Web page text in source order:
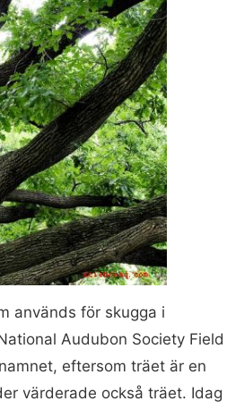
används för skugga i
Audubon Society Field
eftersom träet är en
värderade också träet. Idag